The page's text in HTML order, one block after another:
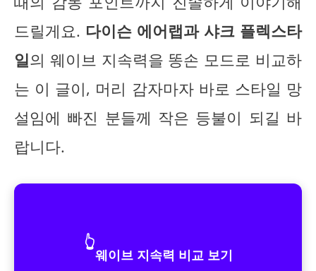
드릴게요. 다이슨 에어랩과 샤크 플렉스타
일의 웨이브 지속력을 똥손 모드로 비교하
는 이 글이, 머리 감자마자 바로 스타일 망
설임에 빠진 분들께 작은 등불이 되길 바
랍니다.
👆
웨이브 지속력 비교 보기